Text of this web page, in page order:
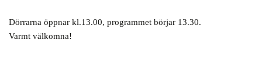
Dörrarna öppnar kl.13.00, programmet börjar 13.30.
Varmt välkomna!